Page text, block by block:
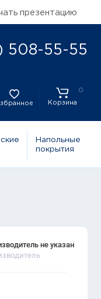
презентацию
508-55-55
0
Корзина
Напольные
покрытия
не указан